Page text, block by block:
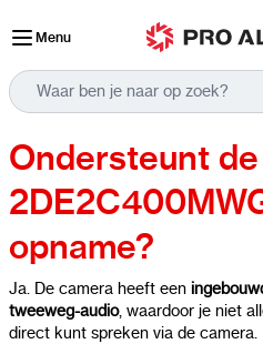
Menu
Ondersteunt
opname?
Ja. De camera heeft een
tweeweg-audio, waardoor je niet
direct kunt spreken via de camera.